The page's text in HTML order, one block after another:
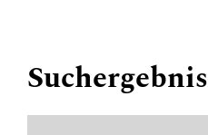
Suchergebnis